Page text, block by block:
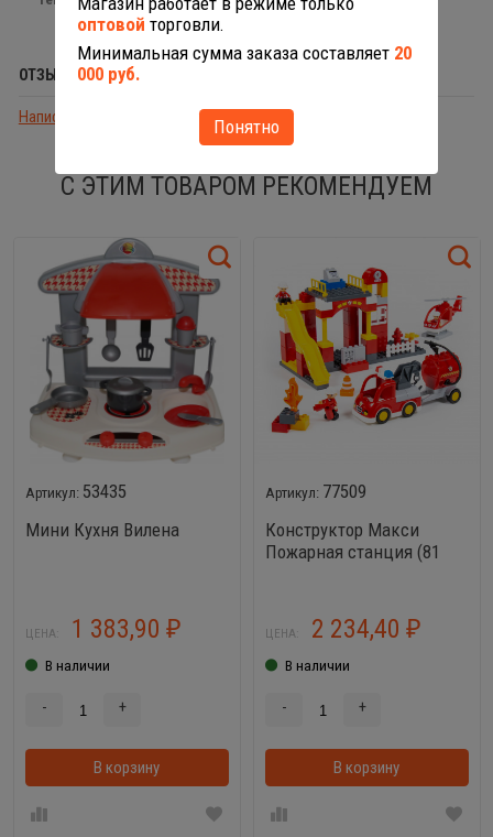
ОТЗЫВЫ (0)
Написать отзыв
С ЭТИМ ТОВАРОМ РЕКОМЕНДУЕМ
53435
Мини Кухня Вилена
ЦЕНА: 1 383,90 ₽
В наличии
- +
В корзину
77509
Конструктор Макси
Пожарная станция (81
ЦЕНА: 2 234,40 ₽
В наличии
- +
В корзину
оптовой торговли.
Минимальная сумма заказа составляет 20
000 руб.
Понятно